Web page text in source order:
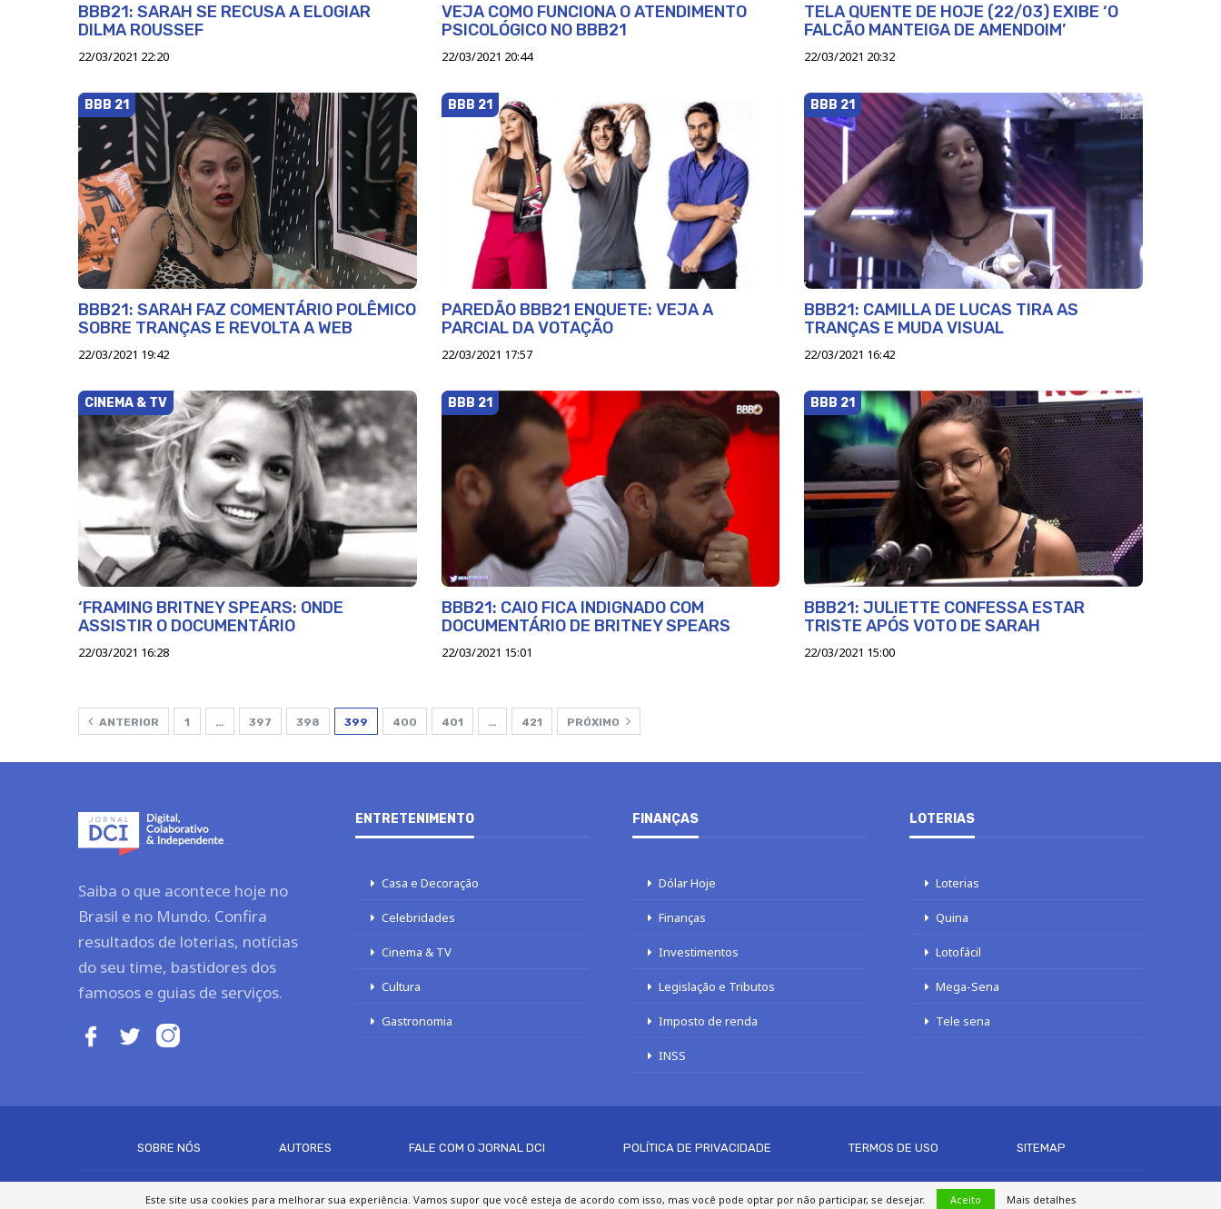
BBB21: SARAH SE RECUSA A ELOGIAR
DILMA ROUSSEF
22/03/2021 22:20
VEJA COMO FUNCIONA O ATENDIMENTO
PSICOLÓGICO NO BBB21
22/03/2021 20:44
TELA QUENTE DE HOJE (22/03) EXIBE ‘O
FALCÃO MANTEIGA DE AMENDOIM’
22/03/2021 20:32
BBB 21
BBB21: SARAH FAZ COMENTÁRIO POLÊMICO
SOBRE TRANÇAS E REVOLTA A WEB
22/03/2021 19:42
BBB 21
PAREDÃO BBB21 ENQUETE: VEJA A
PARCIAL DA VOTAÇÃO
22/03/2021 17:57
BBB 21
BBB21: CAMILLA DE LUCAS TIRA AS
TRANÇAS E MUDA VISUAL
22/03/2021 16:42
CINEMA & TV
‘FRAMING BRITNEY SPEARS: ONDE
ASSISTIR O DOCUMENTÁRIO
22/03/2021 16:28
BBB 21
BBB21: CAIO FICA INDIGNADO COM
DOCUMENTÁRIO DE BRITNEY SPEARS
22/03/2021 15:01
BBB 21
BBB21: JULIETTE CONFESSA ESTAR
TRISTE APÓS VOTO DE SARAH
22/03/2021 15:00
ANTERIOR 1 … 397 398 399 400 401 … 421 PRÓXIMO
Saiba o que acontece hoje no
Brasil e no Mundo. Confira
resultados de loterias, notícias
do seu time, bastidores dos
famosos e guias de serviços.
ENTRETENIMENTO
Casa e Decoração
Celebridades
Cinema & TV
Cultura
Gastronomia
FINANÇAS
Dólar Hoje
Finanças
Investimentos
Legislação e Tributos
Imposto de renda
INSS
LOTERIAS
Loterias
Quina
Lotofácil
Mega-Sena
Tele sena
SOBRE NÓS AUTORES FALE COM O JORNAL DCI POLÍTICA DE PRIVACIDADE TERMOS DE USO SITEMAP
Este site usa cookies para melhorar sua experiência. Vamos supor que você esteja de acordo com isso, mas você pode optar por não participar, se desejar. Aceito Mais detalhes